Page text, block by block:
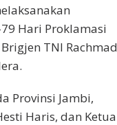
Hari Proklamasi
TNI Rachmad
Provinsi Jambi,
Haris, dan Ketua